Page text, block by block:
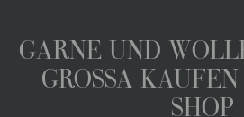
GARNE UND
GROSSA
SHOP